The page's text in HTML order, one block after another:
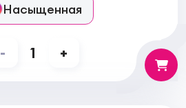
Насыщенная
- 1 +